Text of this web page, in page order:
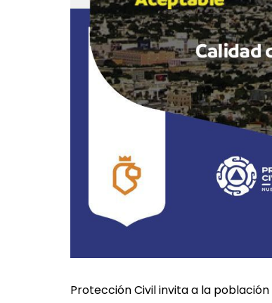
Protección Civil invita a la